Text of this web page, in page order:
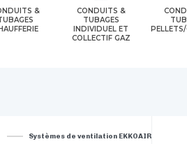
&
CONDUITS &
TUBAGES
INDIVIDUEL ET
COLLECTIF GAZ
Systèmes de ventilation EKKOAIR